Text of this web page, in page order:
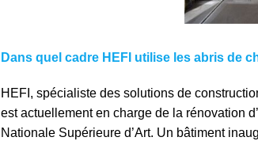
Dans quel cadre HEFI utilise les abris de
HEFI, spécialiste des solutions de
est actuellement en charge de la rénovation
Nationale Supérieure d’Art. Un bâtiment